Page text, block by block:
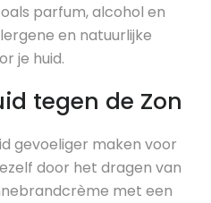
parfum, alcohol en
en natuurlijke
je huid.
tegen de Zon
gevoeliger maken voor
door het dragen van
met een